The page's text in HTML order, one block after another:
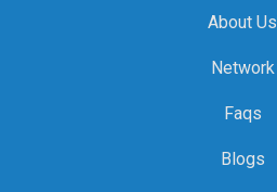
About Us
Network
Faqs
Blogs